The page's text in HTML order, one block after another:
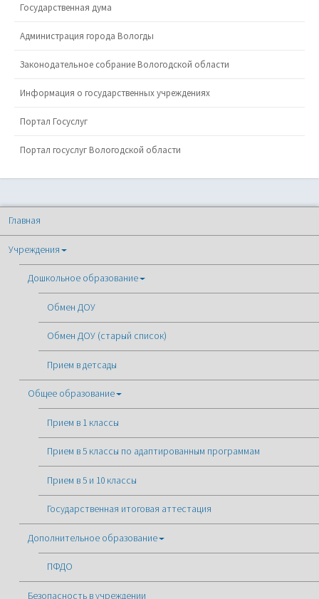
Государственная дума
Администрация города Вологды
Законодательное собрание Вологодской области
Информация о государственных учреждениях
Портал Госуслуг
Портал госуслуг Вологодской области
Главная
Учреждения
Дошкольное образование
Обмен ДОУ
Обмен ДОУ (старый список)
Прием в детсады
Общее образование
Прием в 1 классы
Прием в 5 классы по адаптированным программам
Прием в 5 и 10 классы
Государственная итоговая аттестация
Дополнительное образование
ПФДО
Безопасность в учреждении